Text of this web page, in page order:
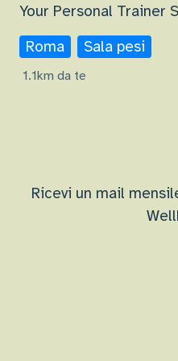
Roma
Sala pesi
1.1km da te
Ricevi un mail